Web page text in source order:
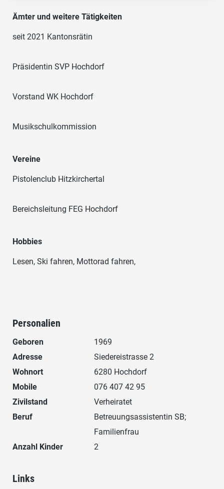
Ämter und weitere Tätigkeiten
seit 2021 Kantonsrätin
Präsidentin SVP Hochdorf
Vorstand WK Hochdorf
Musikschulkommission
Vereine
Pistolenclub Hitzkirchertal
Bereichsleitung FEG Hochdorf
Hobbies
Lesen, Ski fahren, Mottorad fahren,
Personalien
Geboren
1969
Adresse
Siedereistrasse 2
Wohnort
6280 Hochdorf
Mobile
076 407 42 95
Zivilstand
Verheiratet
Beruf
Betreuungsassistentin SB;
Familienfrau
Anzahl Kinder
2
Links